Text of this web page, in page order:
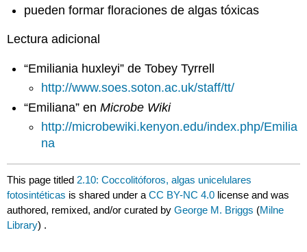
pueden formar floraciones de algas tóxicas
Lectura adicional
“Emiliania huxleyi” de Tobey Tyrrell
http://www.soes.soton.ac.uk/staff/tt/
“Emiliana” enMicrobe Wiki
http://microbewiki.kenyon.edu/index.php/Emilia
na
This page titled2.10: Coccolitóforos, algas unicelulares
fotosintéticas is shared under aCC BY-NC 4.0 license and was
authored, remixed, and/or curated byGeorge M. Briggs (Milne
Library) .